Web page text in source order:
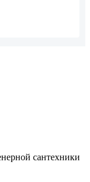
сантехники